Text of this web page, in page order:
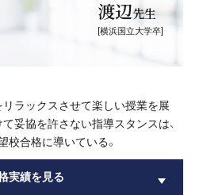
渡辺先生
[横浜国立大学卒]
リラックスさせて楽しい授業を展
妥協を許さない指導スタンスは、
校合格に導いている。
実績を見る